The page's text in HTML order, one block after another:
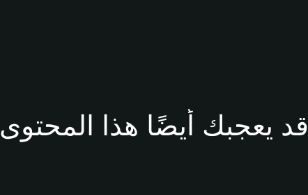
قد يعجبك أيضًا هذا المحتوى